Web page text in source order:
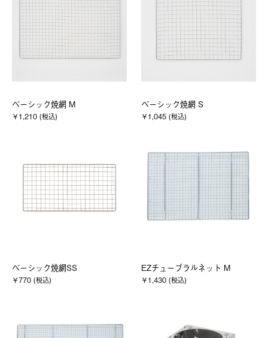
ベーシック焼網 M
￥1,210 (税込)
ベーシック焼網 S
￥1,045 (税込)
ベーシック焼網SS
￥770 (税込)
EZチューブラルネット M
￥1,430 (税込)